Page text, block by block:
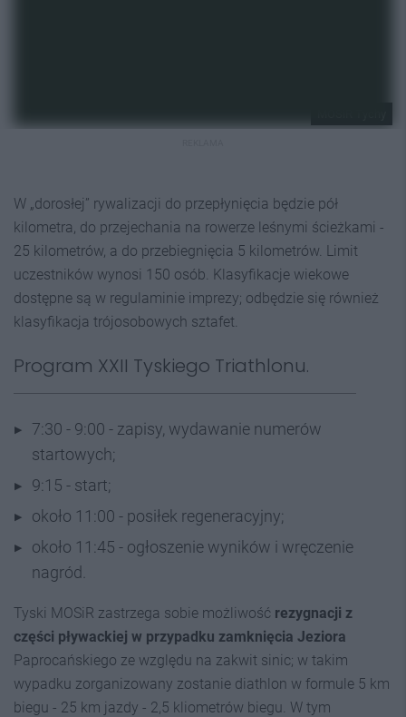
W „dorosłej” rywalizacji do przepłynięcia będzie pół
kilometra, do przejechania na rowerze leśnymi ścieżkami -
25 kilometrów, a do przebiegnięcia 5 kilometrów. Limit
uczestników wynosi 150 osób. Klasyfikacje wiekowe
dostępne są w regulaminie imprezy; odbędzie się również
klasyfikacja trójosobowych sztafet.
Program XXII Tyskiego Triathlonu.
7:30 - 9:00 - zapisy, wydawanie numerów
startowych;
9:15 - start;
około 11:00 - posiłek regeneracyjny;
około 11:45 - ogłoszenie wyników i wręczenie
nagród.
Tyski MOSiR zastrzega sobie możliwość rezygnacji z
części pływackiej w przypadku zamknięcia Jeziora
Paprocańskiego ze względu na zakwit sinic; w takim
wypadku zorganizowany zostanie diathlon w formule 5 km
biegu - 25 km jazdy - 2,5 kliometrów biegu. W tym